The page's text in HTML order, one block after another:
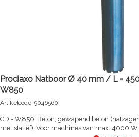
Prodiaxo Natboor Ø 40 mm / L =
W850
Artikelcode: 9046560
CD - W850, Beton, gewapend beton (natzagen), Dikwandige buis (gebruik
met statief), Voor machines van max. 4000 W, Lasergelast - GEEN